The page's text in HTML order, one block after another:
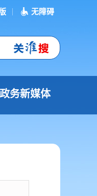
无障碍
政务新媒体